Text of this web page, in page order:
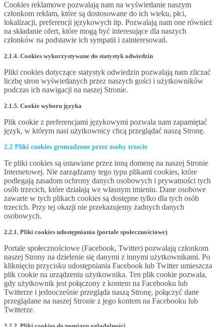
Cookies reklamowe pozwalają nam na wyświetlanie naszym
członkom reklam, które są dostosowane do ich wieku, płci,
lokalizacji, preferencji językowych itp. Pozwalają nam one również
na składanie ofert, które mogą być interesujące dla naszych
członków na podstawie ich sympatii i zainteresowań.
2.1.4. Cookies wykorzystywane do statystyk odwiedzin
Pliki cookies dotyczące statystyk odwiedzin pozwalają nam zliczać
liczbę stron wyświetlanych przez naszych gości i użytkowników
podczas ich nawigacji na naszej Stronie.
2.1.5. Cookie wyboru języka
Plik cookie z preferencjami językowymi pozwala nam zapamiętać
język, w którym nasi użytkownicy chcą przeglądać naszą Stronę.
2.2 Pliki cookies gromadzone przez osoby trzecie
Te pliki cookies są ustawiane przez inną domenę na naszej Stronie
Internetowej. Nie zarządzamy tego typu plikami cookies, które
podlegają zasadom ochrony danych osobowych i prywatności tych
osób trzecich, które działają we własnym imieniu. Dane osobowe
zawarte w tych plikach cookies są dostępne tylko dla tych osób
trzecich. Przy tej okazji nie przekazujemy żadnych danych
osobowych.
2.2.1. Pliki cookies udostępniania (portale społecznościowe)
Portale społecznościowe (Facebook, Twitter) pozwalają członkom
naszej Strony na dzielenie się danymi z innymi użytkownikami. Po
kliknięciu przycisku udostępniania Facebook lub Twitter umieszcza
plik cookie na urządzeniu użytkownika. Ten plik cookie pozwala,
gdy użytkownik jest połączony z kontem na Facebooku lub
Twitterze i jednocześnie przegląda naszą Stronę, połączyć dane
przeglądane na naszej Stronie z jego kontem na Facebooku lub
Twitterze.